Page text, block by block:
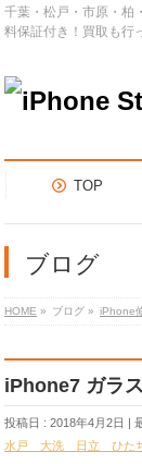
千葉・松戸・市原・柏
料保証付き！買取も行
TOP
ブログ
HOME » ブログ » iPhone
iPhone7 ガラ
投稿日 : 2018年4月2日
水戸 大洗 日立 ひた